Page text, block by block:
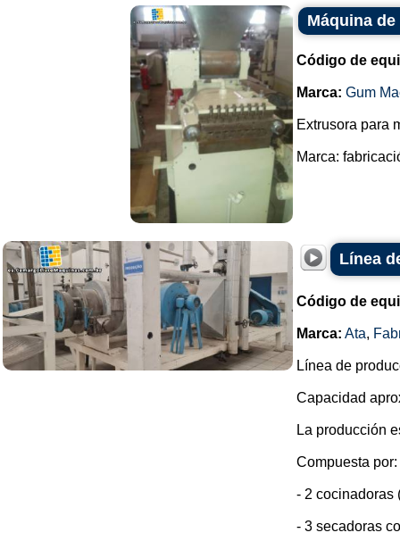
Máquina
Código de
Marca: Gum
Extrusora para
Marca:
Línea
Código de
Marca: Ata,
Línea de
Capacidad
La producción
Compuesta por:
- 2 cocinadoras
- 3 secadoras